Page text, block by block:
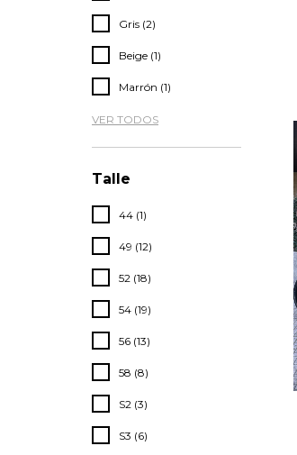
Gris (2)
Beige (1)
Marrón (1)
VER TODOS
Talle
44 (1)
49 (12)
52 (18)
54 (19)
56 (13)
58 (8)
S2 (3)
S3 (6)